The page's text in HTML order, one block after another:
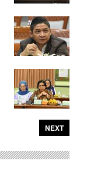
NEXT